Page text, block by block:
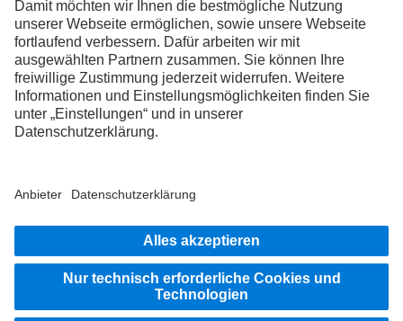
FOLLOW THE ROADSTARS.
Tausche jetzt Erfahrungen mit anderen Truckerinnen und
Truckern aus.